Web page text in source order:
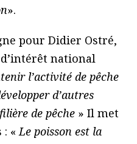
».
pour Didier Ostré,
national
l’activité de pêche
d’autres
de pêche » Il met
: «Le poisson est la